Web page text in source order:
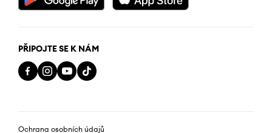
PŘIPOJTE SE K NÁM
Ochrana osobních údajů